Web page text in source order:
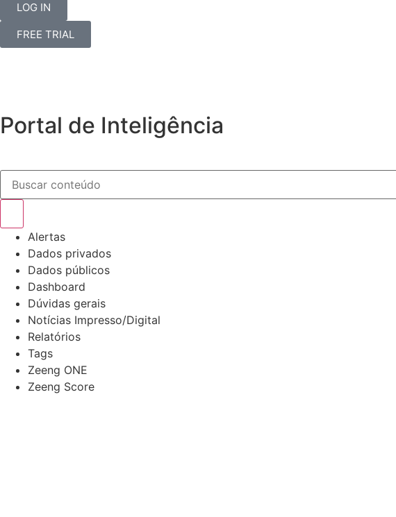
LOG IN
FREE TRIAL
Portal de Inteligência
Alertas
Dados privados
Dados públicos
Dashboard
Dúvidas gerais
Notícias Impresso/Digital
Relatórios
Tags
Zeeng ONE
Zeeng Score